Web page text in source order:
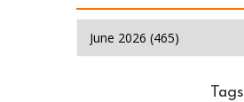
Tags